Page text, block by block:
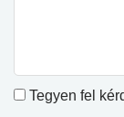
Tegyen fel